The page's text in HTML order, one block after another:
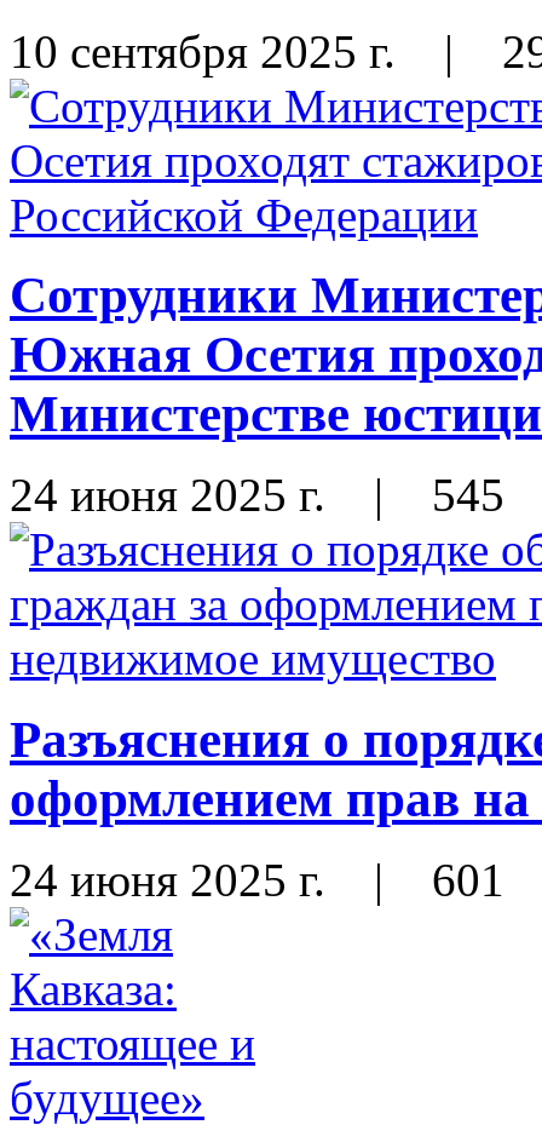
10 сентября 2025 г. |
Сотрудники
Южная Осетия
Министерстве
24 июня 2025 г. | 545
Разъяснения о
оформлением прав
24 июня 2025 г. | 601